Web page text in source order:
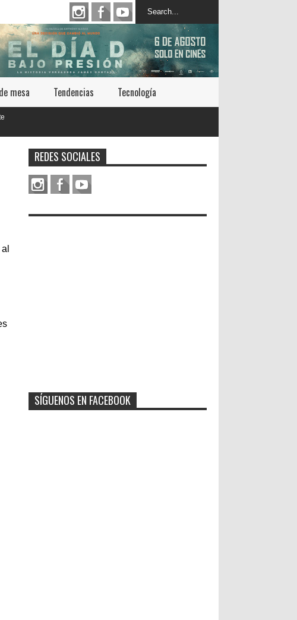
mesa Tendencias Tecnología
REDES SOCIALES
SÍGUENOS EN FACEBOOK